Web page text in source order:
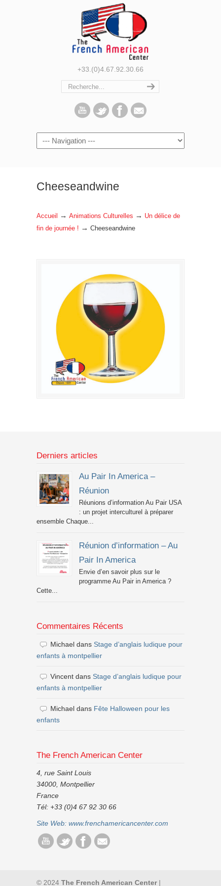
+33.(0)4.67.92.30.66
Navigation
Cheeseandwine
Accueil → Animations Culturelles → Un délice de
fin de journée ! → Cheeseandwine
Derniers articles
Au Pair In America –
Réunion
Réunions d’information Au Pair USA
: un projet interculturel à préparer
ensemble Chaque...
Réunion d’information – Au
Pair In America
Envie d’en savoir plus sur le
programme Au Pair in America ?
Cette...
Commentaires Récents
Michael dans Stage d’anglais ludique pour
enfants à montpellier
Vincent dans Stage d’anglais ludique pour
enfants à montpellier
Michael dans Fête Halloween pour les
enfants
The French American Center
4, rue Saint Louis
34000, Montpellier
France
Tél: +33 (0)4 67 92 30 66
Site Web: www.frenchamericancenter.com
© 2024 The French American Center|